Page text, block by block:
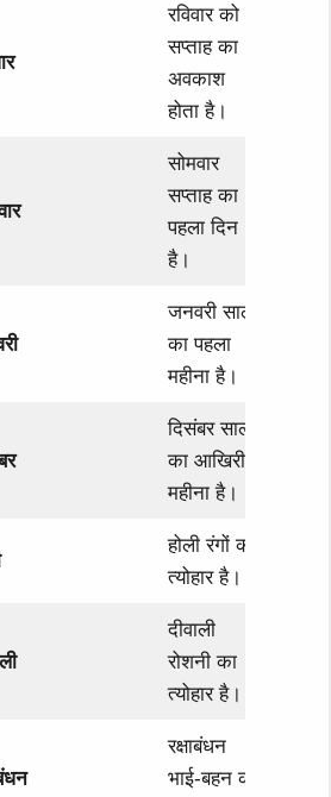
रविवार को
सप्ताह का
अवकाश
होता है।
सोमवार
सप्ताह का
पहला दिन
है।
जनवरी साल
का पहला
महीना है।
दिसंबर साल
का आखिरी
महीना है।
होली रंगों का
त्योहार है।
दीवाली
रोशनी का
त्योहार है।
रक्षाबंधन
भाई-बहन का